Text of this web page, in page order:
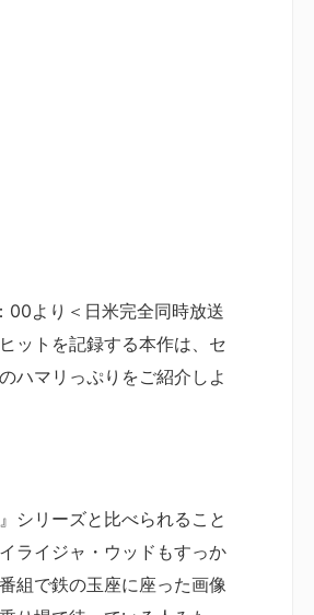
00より＜日米完全同時放送
ットを記録する本作は、セ
ハマリっぷりをご紹介しよ
シリーズと比べられること
ライジャ・ウッドもすっか
組で鉄の玉座に座った画像